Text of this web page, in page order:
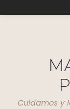
Cuidamos y